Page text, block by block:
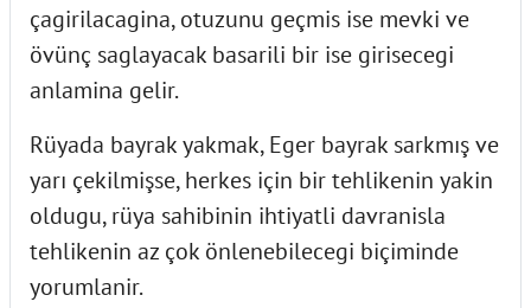
çagirilacagina, otuzunu geçmis ise mevki ve
övünç saglayacak basarili bir ise girisecegi
anlamina gelir.
Rüyada bayrak yakmak, Eger bayrak sarkmış ve
yarı çekilmişse, herkes için bir tehlikenin yakin
oldugu, rüya sahibinin ihtiyatli davranisla
tehlikenin az çok önlenebilecegi biçiminde
yorumlanir.